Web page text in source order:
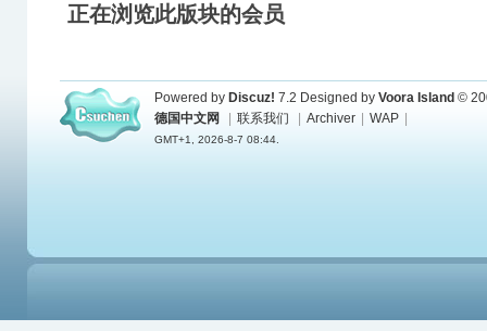
正在浏览此版块的会员
Powered by Discuz! 7.2 Designed by Voora Island ©
德国中文网
联系我们 Archiver WAP
GMT+1, 2026-8-7 08:44.